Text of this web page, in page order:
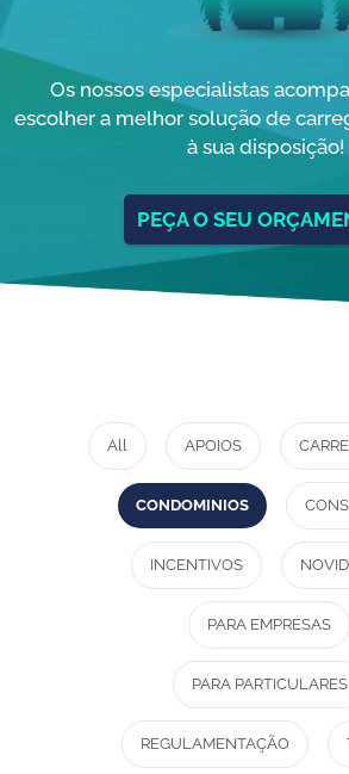
Os nossos especialistas
escolher a melhor solução de
à sua disposição!
PEÇA O SEU
All APOIOS
CONDOMINIOS
INCENTIVOS
PARA EMPRESAS
PARA PARTICULARES
REGULAMENTAÇÃO